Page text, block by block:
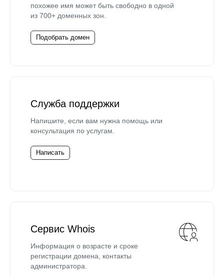
похожее имя может быть свободно в одной
из 700+ доменных зон.
Подобрать домен
Служба поддержки
Напишите, если вам нужна помощь или
консультация по услугам.
Написать
Сервис Whois
Информация о возрасте и сроке
регистрации домена, контакты
администратора.